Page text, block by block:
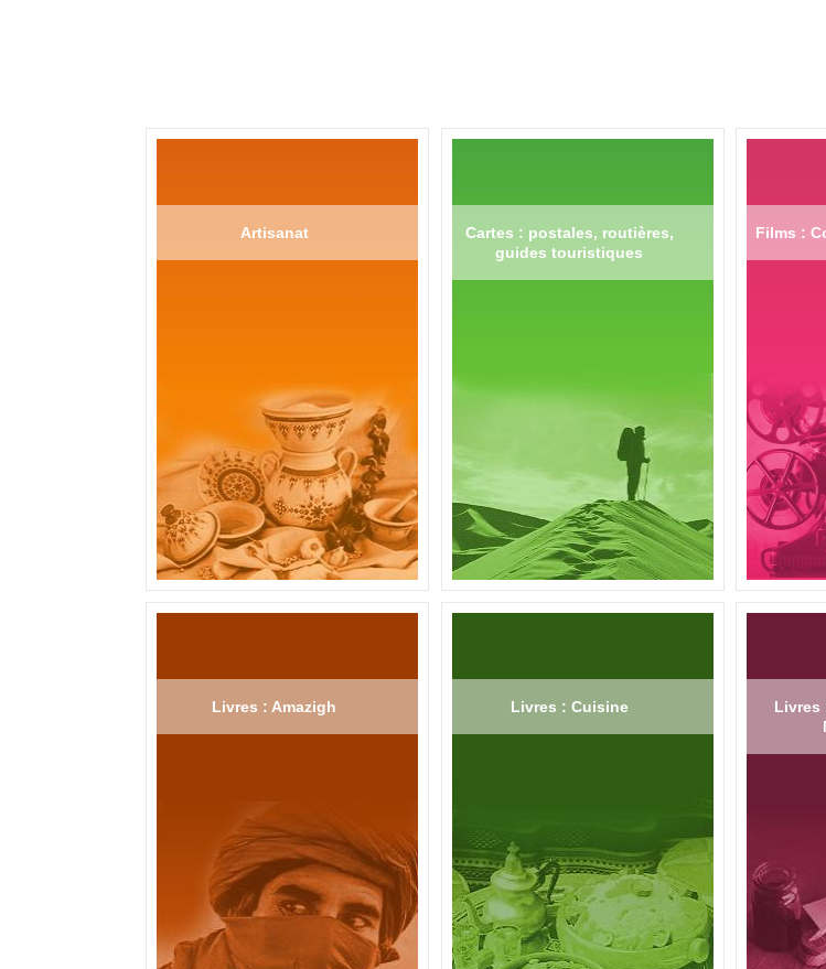
Artisanat
Cartes : postales, routières,
guides touristiques
Films :
Livres : Amazigh Livres : Cuisine
Livres